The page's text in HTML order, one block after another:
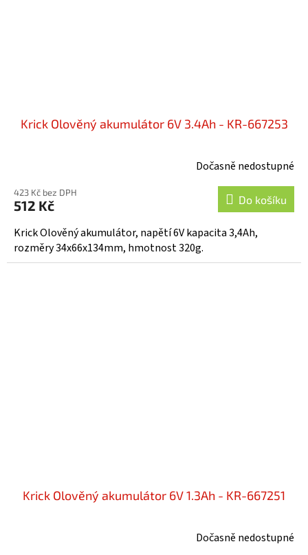
Krick Olověný akumulátor 6V 3.4Ah - KR-667253
produktu
je
5,0
z
5
Dočasně nedostupné
423 Kč bez DPH
512 Kč Do košíku
Krick Olověný akumulátor, napětí 6V kapacita 3,4Ah,
rozměry 34x66x134mm, hmotnost 320g.
Krick Olověný akumulátor 6V 1.3Ah - KR-667251
Dočasně nedostupné